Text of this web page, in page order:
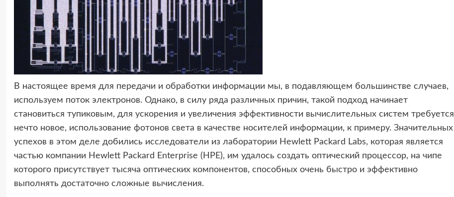
В настоящее время для передачи и обработки информации мы, в подавляющем большинстве случаев,
используем поток электронов. Однако, в силу ряда различных причин, такой подход начинает
становиться тупиковым, для ускорения и увеличения эффективности вычислительных систем требуется
нечто новое, использование фотонов света в качестве носителей информации, к примеру. Значительных
успехов в этом деле добились исследователи из лаборатории Hewlett Packard Labs, которая является
частью компании Hewlett Packard Enterprise (HPE), им удалось создать оптический процессор, на чипе
которого присутствует тысяча оптических компонентов, способных очень быстро и эффективно
выполнять достаточно сложные вычисления.